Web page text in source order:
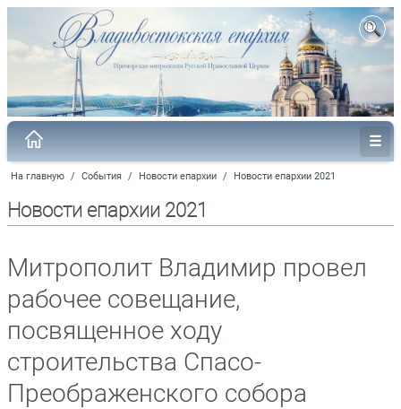
На главную / События / Новости епархии / Новости епархии 2021
Новости епархии 2021
Митрополит Владимир провел
рабочее совещание,
посвященное ходу
строительства Спасо-
Преображенского собора